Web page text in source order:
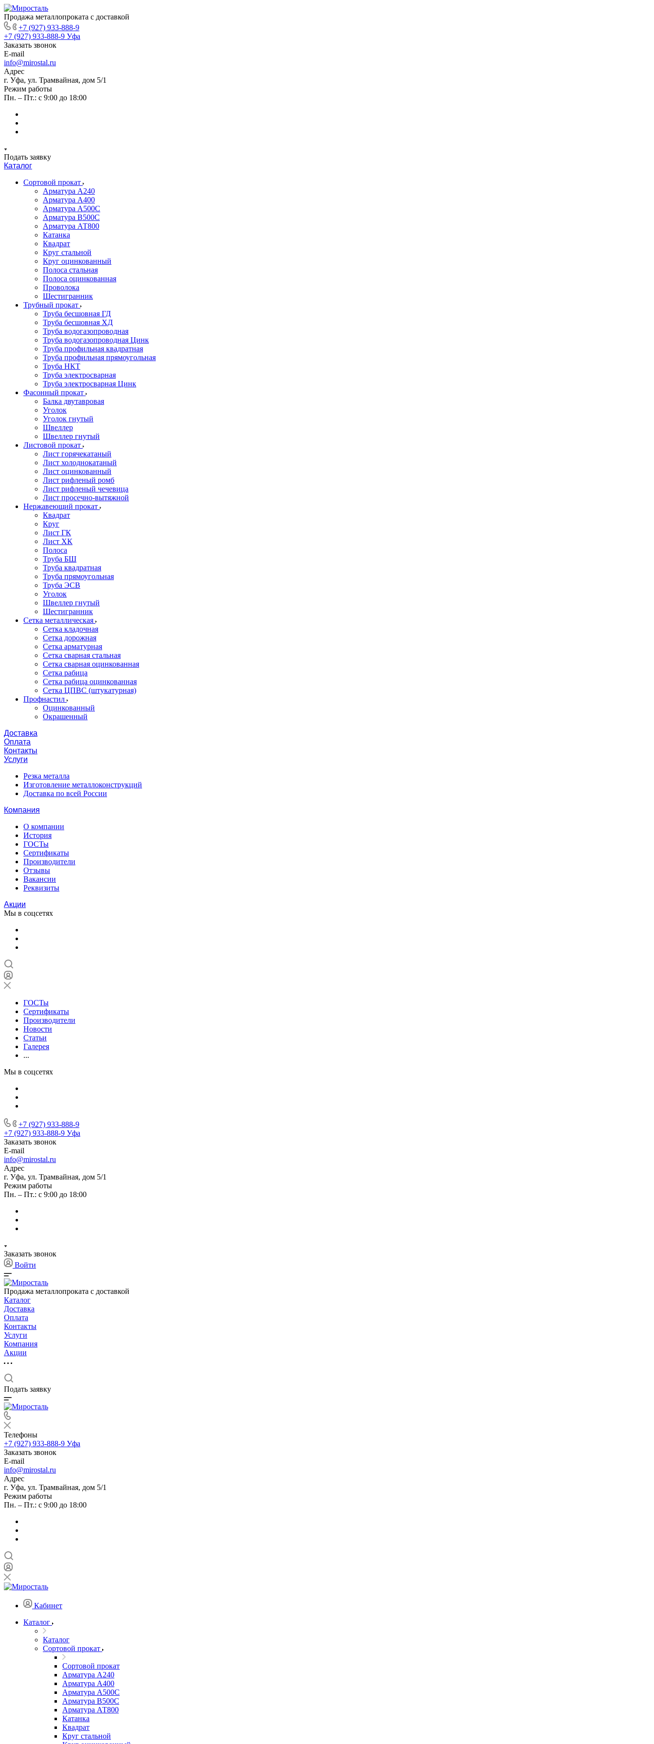
Продажа металлопроката с доставкой
+7 (927) 933-888-9
+7 (927) 933-888-9 Уфа
Заказать звонок
E-mail
info@mirostal.ru
Адрес
г. Уфа, ул. Трамвайная, дом 5/1
Режим работы
Пн. – Пт.: с 9:00 до 18:00
Подать заявку
Каталог
Сортовой прокат
Арматура А240
Арматура А400
Арматура А500C
Арматура В500С
Арматура АТ800
Катанка
Квадрат
Круг стальной
Круг оцинкованный
Полоса стальная
Полоса оцинкованная
Проволока
Шестигранник
Трубный прокат
Труба бесшовная ГД
Труба бесшовная ХД
Труба водогазопроводная
Труба водогазопроводная Цинк
Труба профильная квадратная
Труба профильная прямоугольная
Труба НКТ
Труба электросварная
Труба электросварная Цинк
Фасонный прокат
Балка двутавровая
Уголок
Уголок гнутый
Швеллер
Швеллер гнутый
Листовой прокат
Лист горячекатаный
Лист холоднокатаный
Лист оцинкованный
Лист рифленый ромб
Лист рифленый чечевица
Лист просечно-вытяжной
Нержавеющий прокат
Квадрат
Круг
Лист ГК
Лист ХК
Полоса
Труба БШ
Труба квадратная
Труба прямоугольная
Труба ЭСВ
Уголок
Швеллер гнутый
Шестигранник
Сетка металлическая
Сетка кладочная
Сетка дорожная
Сетка арматурная
Сетка сварная стальная
Сетка сварная оцинкованная
Сетка рабица
Сетка рабица оцинкованная
Сетка ЦПВС (штукатурная)
Профнастил
Оцинкованный
Окрашенный
Доставка
Оплата
Контакты
Услуги
Резка металла
Изготовление металлоконструкций
Доставка по всей России
Компания
О компании
История
ГОСТы
Сертификаты
Производители
Отзывы
Вакансии
Реквизиты
Акции
Мы в соцсетях
ГОСТы
Сертификаты
Производители
Новости
Статьи
Галерея
...
Мы в соцсетях
+7 (927) 933-888-9
+7 (927) 933-888-9 Уфа
Заказать звонок
E-mail
info@mirostal.ru
Адрес
г. Уфа, ул. Трамвайная, дом 5/1
Режим работы
Пн. – Пт.: с 9:00 до 18:00
Заказать звонок
Войти
Продажа металлопроката с доставкой
Каталог
Доставка
Оплата
Контакты
Услуги
Компания
Акции
Подать заявку
Телефоны
+7 (927) 933-888-9 Уфа
Заказать звонок
E-mail
info@mirostal.ru
Адрес
г. Уфа, ул. Трамвайная, дом 5/1
Режим работы
Пн. – Пт.: с 9:00 до 18:00
Кабинет
Каталог
Каталог
Сортовой прокат
Сортовой прокат
Арматура А240
Арматура А400
Арматура А500C
Арматура В500С
Арматура АТ800
Катанка
Квадрат
Круг стальной